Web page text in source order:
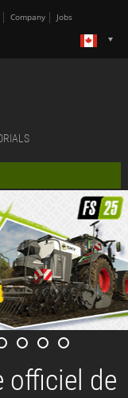
Company Jobs
officiel de